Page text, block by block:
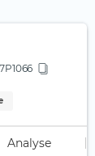
Analyse